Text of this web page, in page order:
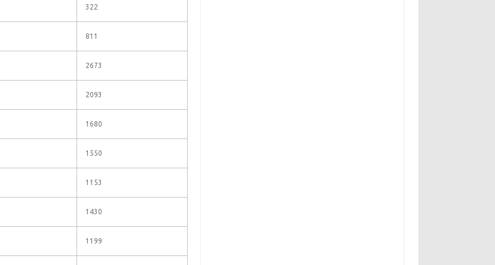
322
811
2673
2093
1680
1550
1153
1430
1199